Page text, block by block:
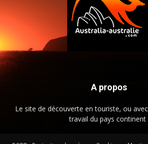
A propos
Le site de découverte en touriste, ou
travail du pays continent